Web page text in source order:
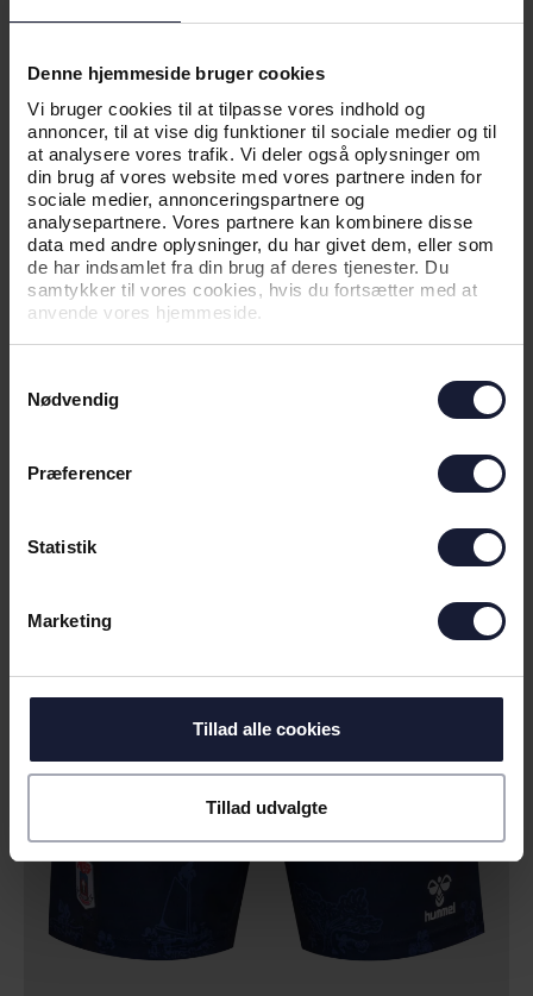
Denne hjemmeside bruger cookies
Vi bruger cookies til at tilpasse vores indhold og
annoncer, til at vise dig funktioner til sociale medier og til
at analysere vores trafik. Vi deler også oplysninger om
din brug af vores website med vores partnere inden for
sociale medier, annonceringspartnere og
analysepartnere. Vores partnere kan kombinere disse
data med andre oplysninger, du har givet dem, eller som
de har indsamlet fra din brug af deres tjenester. Du
samtykker til vores cookies, hvis du fortsætter med at
anvende vores hjemmeside.
Nødvendig
Præferencer
Statistik
Marketing
Tillad alle cookies
Tillad udvalgte